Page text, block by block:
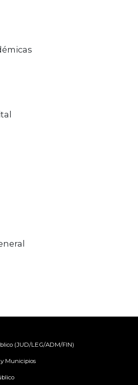
(JUD/LEG/ADM/FIN)
Municipios